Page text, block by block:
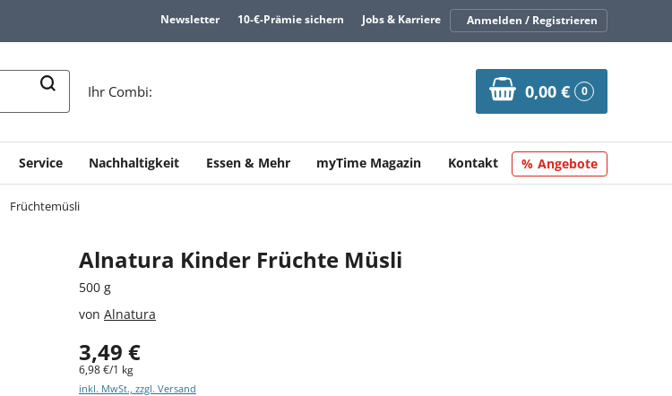
Newsletter 10-€-Prämie sichern Jobs & Karriere Anmelden / Registrieren
Ihr Combi: 0,00 € 0
Service Nachhaltigkeit Essen & Mehr myTime Magazin Kontakt Angebote
Früchtemüsli
Alnatura Kinder Früchte Müsli
500 g
von Alnatura
3,49 €
6,98 €/1 kg
inkl. MwSt., zzgl. Versand